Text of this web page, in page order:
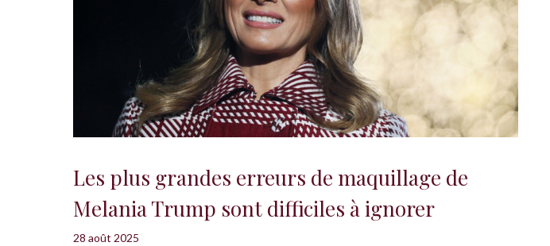
Les plus grandes erreurs de maquillage de
Melania Trump sont difficiles à ignorer
28 août 2025